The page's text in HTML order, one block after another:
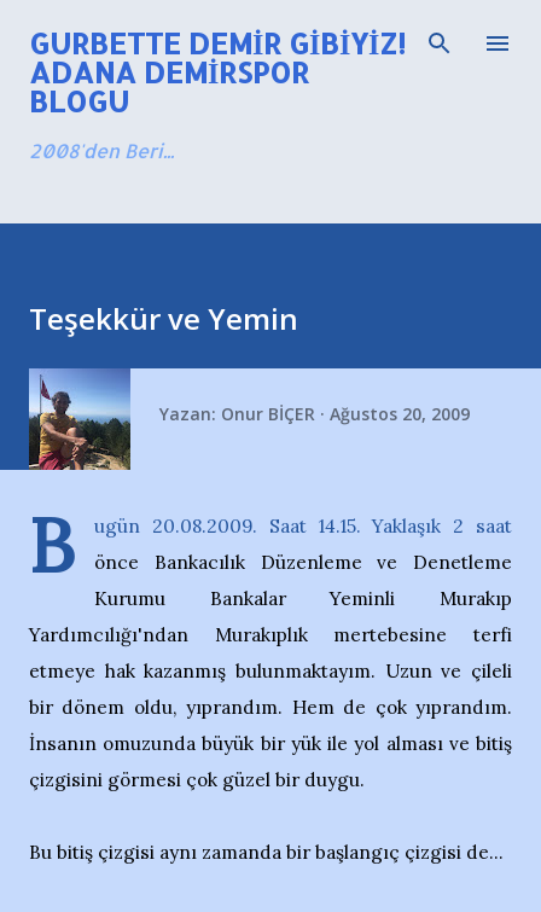
Ana içeriğe atla
GURBETTE DEMIR GIBIYIZ!
ADANA DEMIRSPOR
BLOGU
2008'den Beri...
Teşekkür ve Yemin
Yazan: Onur BİÇER Ağustos 20, 2009
B
ugün 20.08.2009. Saat 14.15. Yaklaşık 2 saat
önce Bankacılık Düzenleme ve Denetleme
Kurumu Bankalar Yeminli Murakıp
Yardımcılığı'ndan Murakıplık mertebesine terfi
etmeye hak kazanmış bulunmaktayım. Uzun ve çileli
bir dönem oldu, yıprandım. Hem de çok yıprandım.
İnsanın omuzunda büyük bir yük ile yol alması ve bitiş
çizgisini görmesi çok güzel bir duygu.
Bu bitiş çizgisi aynı zamanda bir başlangıç çizgisi de...